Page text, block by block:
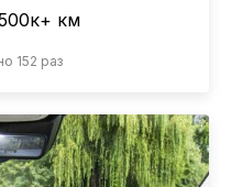
км
152 раз